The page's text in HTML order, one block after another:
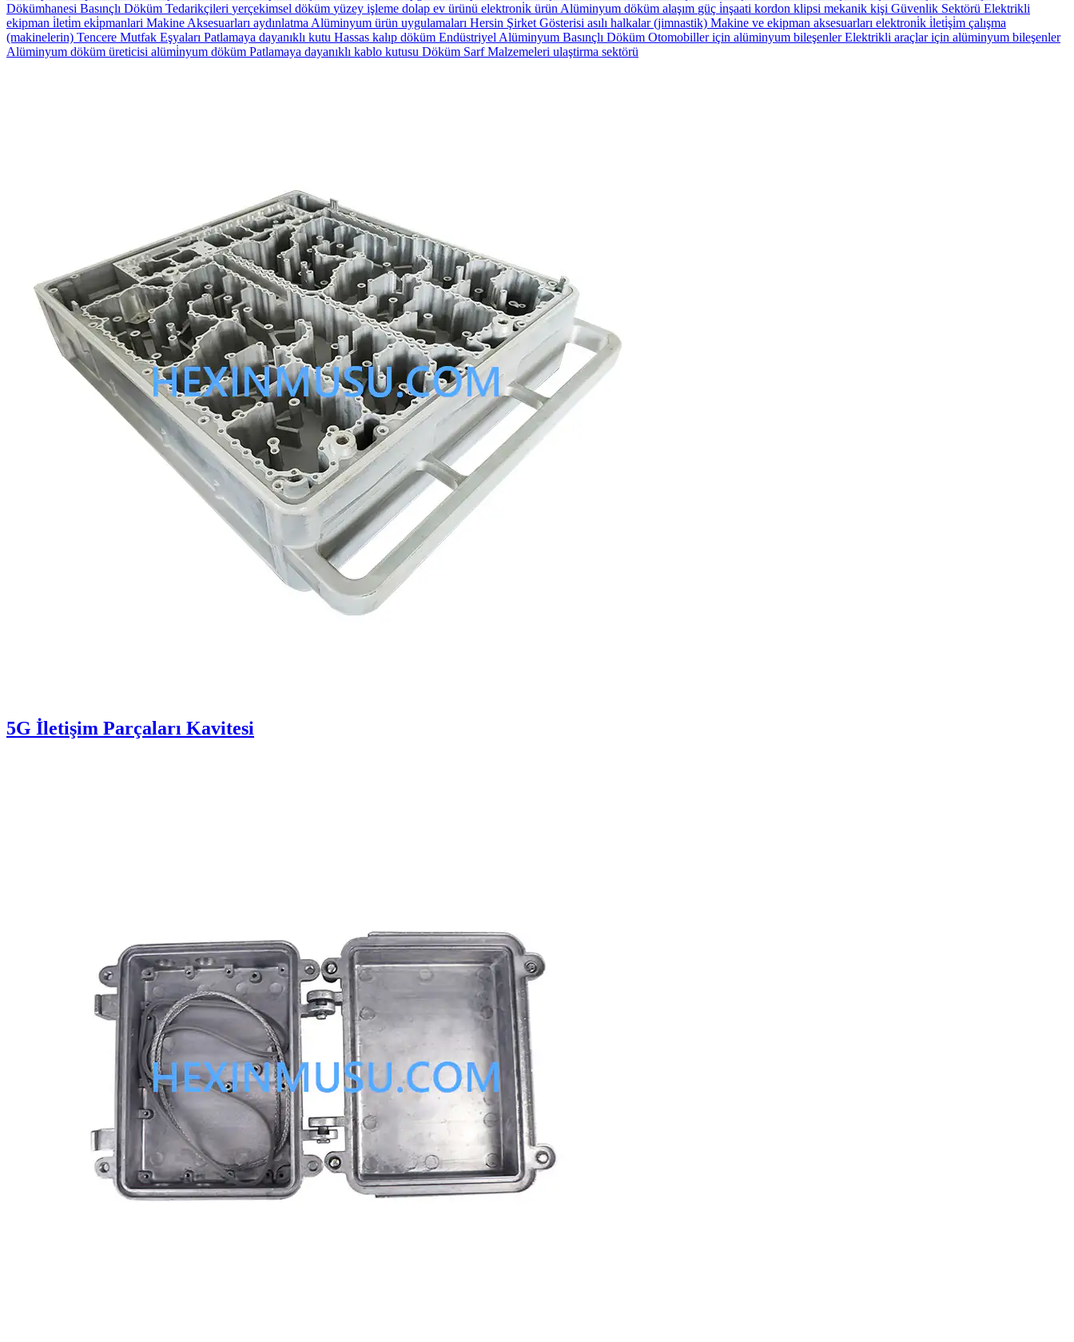
Dökümhanesi Basınçlı Döküm Tedarikçileri yerçekimsel döküm yüzey işleme dolap ev ürünü elektroni̇k ürün Alüminyum döküm alaşım güç i̇nşaati kordon klipsi mekanik kişi Güvenlik Sektörü Elektrikli
ekipman i̇leti̇m eki̇pmanlari Makine Aksesuarları aydınlatma Alüminyum ürün uygulamaları Hersin Şirket Gösterisi asılı halkalar (jimnastik) Makine ve ekipman aksesuarları elektroni̇k i̇leti̇şi̇m çalışma
(makinelerin) Tencere Mutfak Eşyaları Patlamaya dayanıklı kutu Hassas kalıp döküm Endüstriyel Alüminyum Basınçlı Döküm Otomobiller için alüminyum bileşenlerElektrikli araçlar için alüminyum bileşenler
Alüminyum döküm üreticisi alümi̇nyum döküm Patlamaya dayanıklı kablo kutusu Döküm Sarf Malzemeleri ulaştirma sektörü
5G İletişim Parçaları Kavitesi